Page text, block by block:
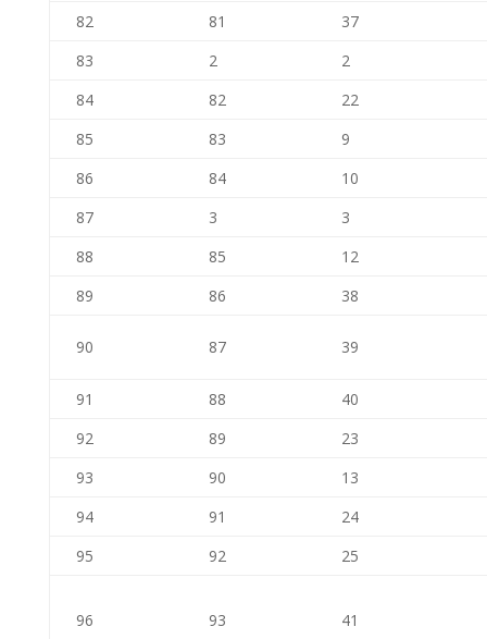
82 81
37
83
2
2
84
82
22
85
83
9
86
84
10
87
3
3
88
85
12
89
86 38
90 87 39
91 88
40
92
89
23
93
90
13
94
91
24
95
92 25
96 93 41